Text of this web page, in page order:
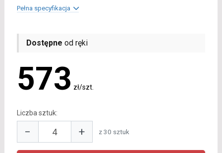
Pełna specyfikacja
Dostępne od ręki
573 zł/szt.
Liczba sztuk:
− + z 30 sztuk